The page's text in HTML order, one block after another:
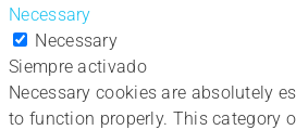
Necessary
Necessary
Siempre activado
Necessary cookies are absolutely
to function properly. This category